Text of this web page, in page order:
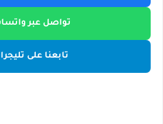
تواصل عبر
تابعنا على